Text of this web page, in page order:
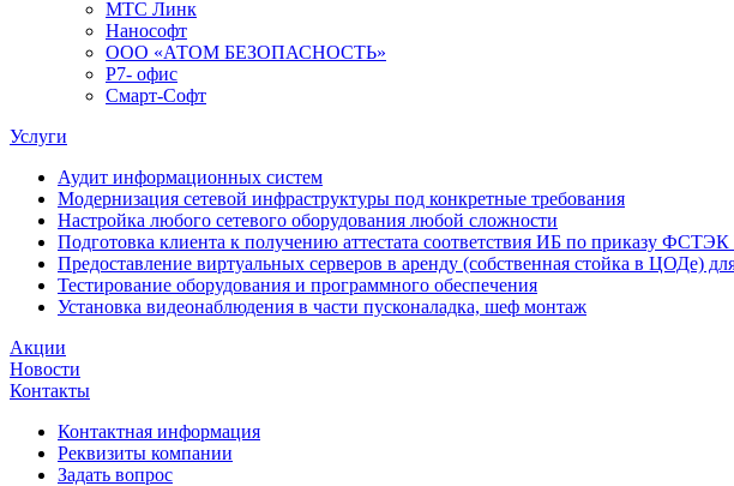
МТС Линк
Нанософт
ООО «АТОМ БЕЗОПАСНОСТЬ»
Р7- офис
Смарт-Софт
Услуги
Аудит информационных систем
Модернизация сетевой инфраструктуры под конкретные требования
Настройка любого сетевого оборудования любой сложности
Подготовка клиента к получению аттестата соответствия ИБ по приказу
Предоставление виртуальных серверов в аренду (собственная стойка в ЦОДе)
Тестирование оборудования и программного обеспечения
Установка видеонаблюдения в части пусконаладка, шеф монтаж
Акции
Новости
Контакты
Контактная информация
Реквизиты компании
Задать вопрос